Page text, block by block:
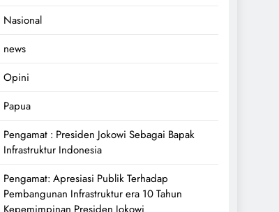
Nasional
news
Opini
Papua
Pengamat : Presiden Jokowi Sebagai Bapak
Infrastruktur Indonesia
Pengamat: Apresiasi Publik Terhadap
Pembangunan Infrastruktur era 10 Tahun